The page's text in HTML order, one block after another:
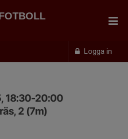
Logga in
18:30-20:00
2 (7m)